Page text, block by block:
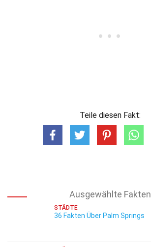
Teile diesen Fakt:
Ausgewählte Fakten
STÄDTE
36 Fakten Über Palm Springs